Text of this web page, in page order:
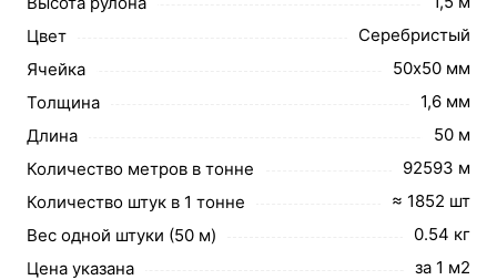
Цвет
Серебристый
Ячейка
50х50 мм
Толщина
1,6 мм
Длина
50 м
Количество метров в тонне
92593 м
Количество штук в 1 тонне
≈ 1852 шт
Вес одной штуки (50 м)
0.54 кг
Цена указана
за 1 м2